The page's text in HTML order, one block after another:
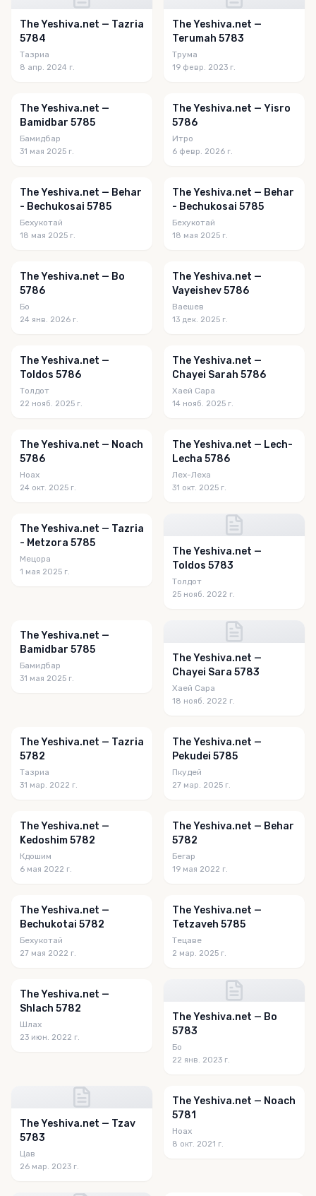
The Yeshiva.net — Tazria
5784
Тазриа
8 апр. 2024 г.
The Yeshiva.net —
Terumah 5783
Трума
19 февр. 2023 г.
The Yeshiva.net —
Bamidbar 5785
Бамидбар
31 мая 2025 г.
The Yeshiva.net — Yisro
5786
Итро
6 февр. 2026 г.
The Yeshiva.net — Behar
- Bechukosai 5785
Бехукотай
18 мая 2025 г.
The Yeshiva.net — Behar
- Bechukosai 5785
Бехукотай
18 мая 2025 г.
The Yeshiva.net — Bo
5786
Бо
24 янв. 2026 г.
The Yeshiva.net —
Vayeishev 5786
Ваешев
13 дек. 2025 г.
The Yeshiva.net —
Toldos 5786
Толдот
22 нояб. 2025 г.
The Yeshiva.net —
Chayei Sarah 5786
Хаей Сара
14 нояб. 2025 г.
The Yeshiva.net — Noach
5786
Ноах
24 окт. 2025 г.
The Yeshiva.net — Lech-
Lecha 5786
Лех-Леха
31 окт. 2025 г.
The Yeshiva.net — Tazria
- Metzora 5785
Мецора
1 мая 2025 г.
The Yeshiva.net —
Toldos 5783
Толдот
25 нояб. 2022 г.
The Yeshiva.net —
Bamidbar 5785
Бамидбар
31 мая 2025 г.
The Yeshiva.net —
Chayei Sara 5783
Хаей Сара
18 нояб. 2022 г.
The Yeshiva.net — Tazria
5782
Тазриа
31 мар. 2022 г.
The Yeshiva.net —
Pekudei 5785
Пкудей
27 мар. 2025 г.
The Yeshiva.net —
Kedoshim 5782
Кдошим
6 мая 2022 г.
The Yeshiva.net — Behar
5782
Бегар
19 мая 2022 г.
The Yeshiva.net —
Bechukotai 5782
Бехукотай
27 мая 2022 г.
The Yeshiva.net —
Tetzaveh 5785
Тецаве
2 мар. 2025 г.
The Yeshiva.net —
Shlach 5782
Шлах
23 июн. 2022 г.
The Yeshiva.net — Bo
5783
Бо
22 янв. 2023 г.
The Yeshiva.net — Tzav
5783
Цав
26 мар. 2023 г.
The Yeshiva.net — Noach
5781
Ноах
8 окт. 2021 г.